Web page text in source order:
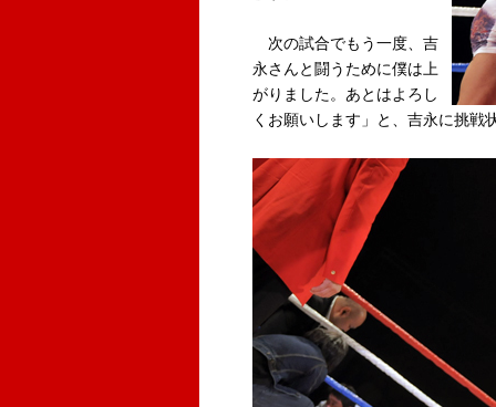
次の試合でもう一度、吉
永さんと闘うために僕は上
がりました。あとはよろし
くお願いします」と、吉永に挑戦